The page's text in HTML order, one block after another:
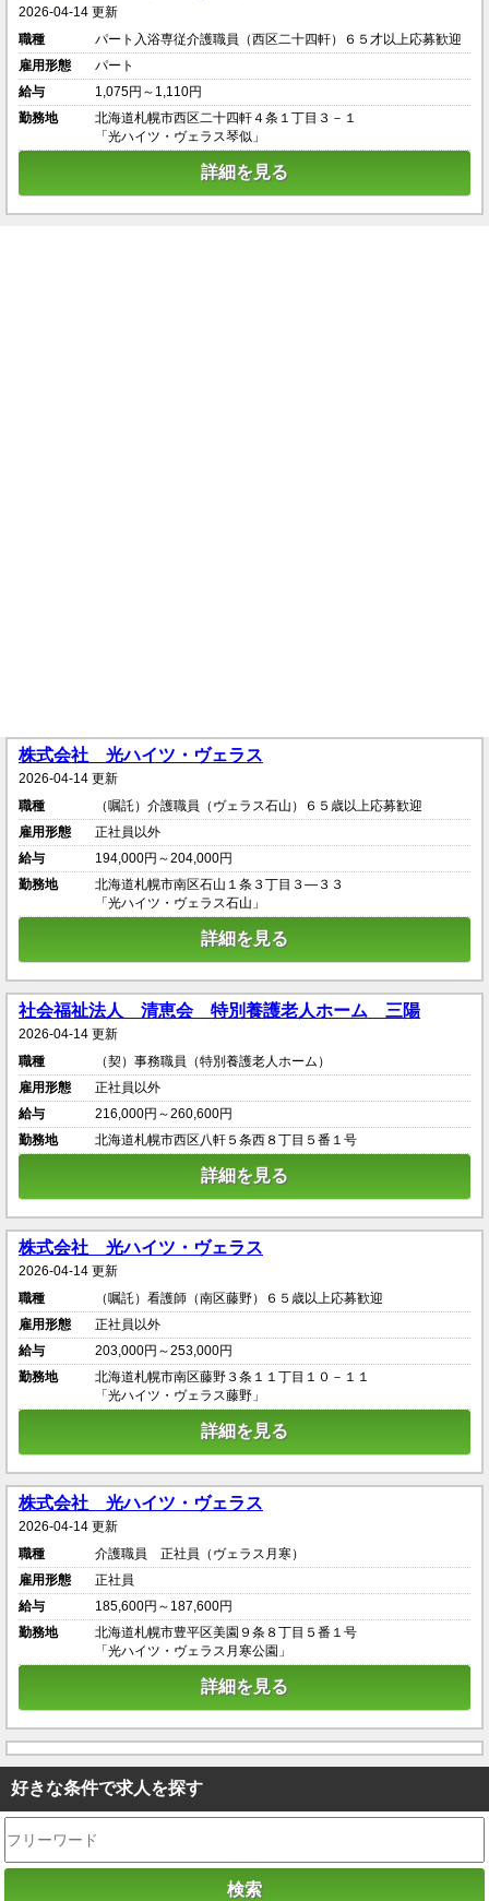
2026-04-14 更新
職種
パート入浴専従介護職員（西区二十四軒）６５才以上応募歓迎
雇用形態
パート
給与
1,075円～1,110円
勤務地
北海道札幌市西区二十四軒４条１丁目３－１
「光ハイツ・ヴェラス琴似」
詳細を見る
株式会社 光ハイツ・ヴェラス
2026-04-14 更新
職種
（嘱託）介護職員（ヴェラス石山）６５歳以上応募歓迎
雇用形態
正社員以外
給与
194,000円～204,000円
勤務地
北海道札幌市南区石山１条３丁目３―３３
「光ハイツ・ヴェラス石山」
詳細を見る
社会福祉法人 清恵会 特別養護老人ホーム 三陽
2026-04-14 更新
職種
（契）事務職員（特別養護老人ホーム）
雇用形態
正社員以外
給与
216,000円～260,600円
勤務地
北海道札幌市西区八軒５条西８丁目５番１号
詳細を見る
株式会社 光ハイツ・ヴェラス
2026-04-14 更新
職種
（嘱託）看護師（南区藤野）６５歳以上応募歓迎
雇用形態
正社員以外
給与
203,000円～253,000円
勤務地
北海道札幌市南区藤野３条１１丁目１０－１１
「光ハイツ・ヴェラス藤野」
詳細を見る
株式会社 光ハイツ・ヴェラス
2026-04-14 更新
職種
介護職員 正社員（ヴェラス月寒）
雇用形態
正社員
給与
185,600円～187,600円
勤務地
北海道札幌市豊平区美園９条８丁目５番１号
「光ハイツ・ヴェラス月寒公園」
詳細を見る
好きな条件で求人を探す